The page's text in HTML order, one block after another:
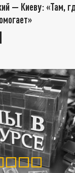
— Киеву: «Там,